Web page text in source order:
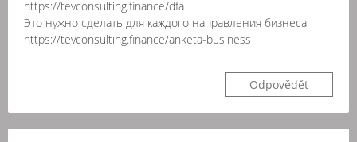
https://tevconsulting.finance/dfa
Это нужно сделать для каждого направления бизнеса
https://tevconsulting.finance/anketa-business
Odpovědět